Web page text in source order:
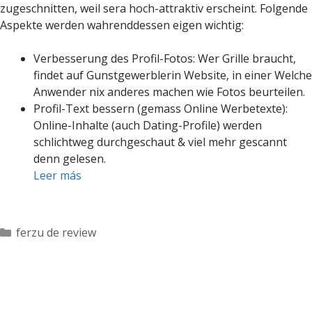
zugeschnitten, weil sera hoch-attraktiv erscheint. Folgende
Aspekte werden wahrenddessen eigen wichtig:
Verbesserung des Profil-Fotos: Wer Grille braucht,
findet auf Gunstgewerblerin Website, in einer Welche
Anwender nix anderes machen wie Fotos beurteilen.
Profil-Text bessern (gemass Online Werbetexte):
Online-Inhalte (auch Dating-Profile) werden
schlichtweg durchgeschaut & viel mehr gescannt
denn gelesen.
Leer más
Categorías
ferzu de review